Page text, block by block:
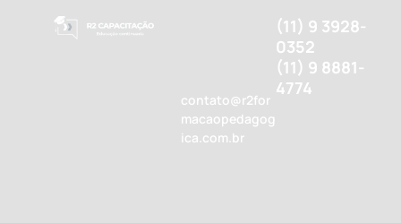
contato@r2for
macaopedagog
ica.com.br
(11) 9 3928-
0352
(11) 9 8881-
4774